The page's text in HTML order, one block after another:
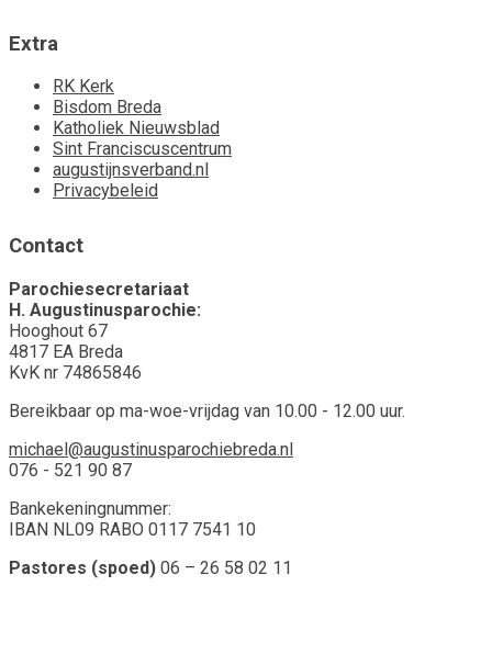
Extra
RK Kerk
Bisdom Breda
Katholiek Nieuwsblad
Sint Franciscuscentrum
augustijnsverband.nl
Privacybeleid
Contact
Parochiesecretariaat
H. Augustinusparochie:
Hooghout 67
4817 EA Breda
KvK nr 74865846
Bereikbaar op ma-woe-vrijdag van 10.00 - 12.00 uur.
michael@augustinusparochiebreda.nl
076 - 521 90 87
Bankekeningnummer:
IBAN NL09 RABO 0117 7541 10
Pastores (spoed) 06 – 26 58 02 11